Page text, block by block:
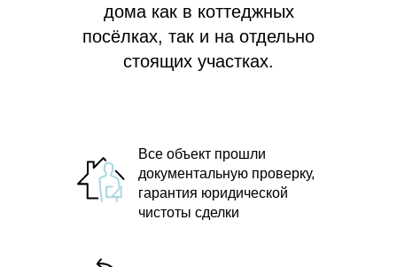
дома как в коттеджных
посёлках, так и на отдельно
стоящих участках.
Все объект прошли
документальную проверку,
гарантия юридической
чистоты сделки